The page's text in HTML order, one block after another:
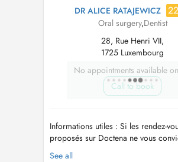
DR ALICE RATAJEWICZ 22
Oral surgery,Dentist
28, Rue Henri VII,
1725 Luxembourg
No appointments available
Call to book
Informations utiles : Si les rendez-
proposés sur Doctena ne vous
pas, ou en cas d'urgence dentaire ou
See all